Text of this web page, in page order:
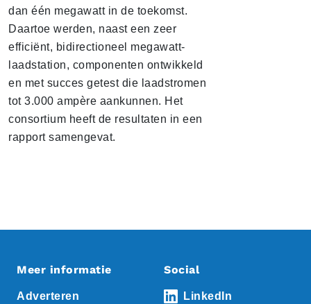
dan één megawatt in de toekomst.
Daartoe werden, naast een zeer
efficiënt, bidirectioneel megawatt-
laadstation, componenten ontwikkeld
en met succes getest die laadstromen
tot 3.000 ampère aankunnen. Het
consortium heeft de resultaten in een
rapport samengevat.
Meer informatie
Adverteren
Social
LinkedIn